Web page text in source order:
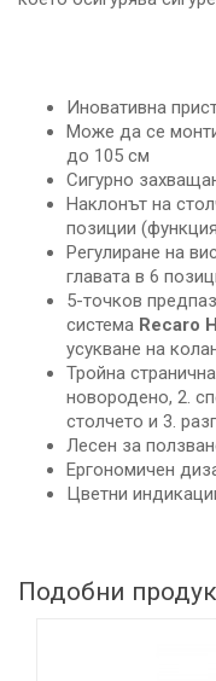
Иновативна
Може да се
до 105 см
Сигурно
Наклонът на
позиции
Регулиране на
главата в 6
5-точков
система Recaro
усукване на
Тройна
новородено, 2.
столчето и 3.
Лесен за
Ергономичен
Цветни
Подобни